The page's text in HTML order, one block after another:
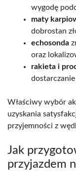
wygodę
maty
dobrostan
echosonda
oraz
rakieta i
Właściwy wybór
uzyskania
przyjemności z
Jak
przyjazdem